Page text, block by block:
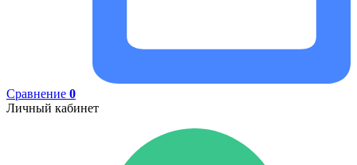
Сравнение 0
Личный кабинет